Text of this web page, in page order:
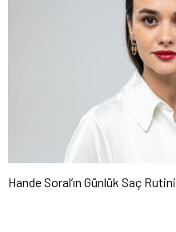
Hande Soral’ın Günlük Saç Rutini